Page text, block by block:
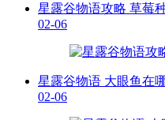
星露谷物语攻略 草莓
02-06
星露谷物语 大眼鱼在
02-06